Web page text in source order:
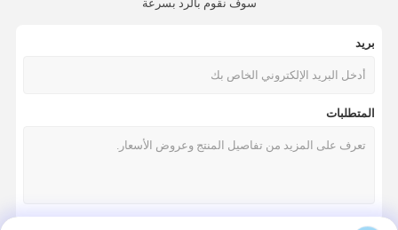
سوف نقوم بالرد بسرعة
بريد
المتطلبات